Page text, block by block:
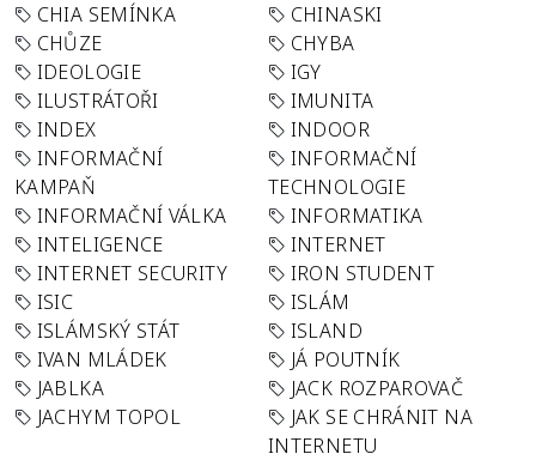
CHIA SEMÍNKA
CHINASKI
CHŮZE
CHYBA
IDEOLOGIE
IGY
ILUSTRÁTOŘI
IMUNITA
INDEX
INDOOR
INFORMAČNÍ
KAMPAŇ
INFORMAČNÍ
TECHNOLOGIE
INFORMAČNÍ VÁLKA
INFORMATIKA
INTELIGENCE
INTERNET
INTERNET SECURITY
IRON STUDENT
ISIC
ISLÁM
ISLÁMSKÝ STÁT
ISLAND
IVAN MLÁDEK
JÁ POUTNÍK
JABLKA
JACK ROZPAROVAČ
JACHYM TOPOL
JAK SE CHRÁNIT NA
INTERNETU